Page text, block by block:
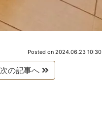
Posted on 2024.06.23 10:30
次の記事へ